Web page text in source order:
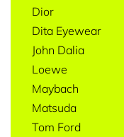
Dior
Dita Eyewear
John Dalia
Loewe
Maybach
Matsuda
Tom Ford